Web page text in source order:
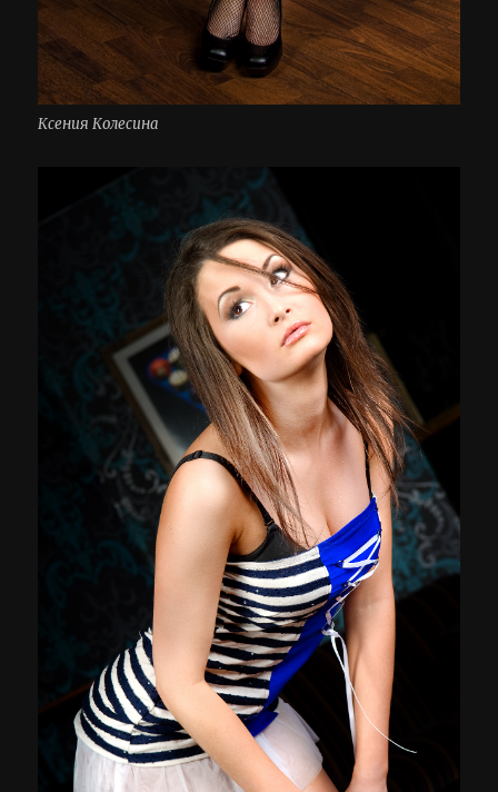
Ксения Колесина